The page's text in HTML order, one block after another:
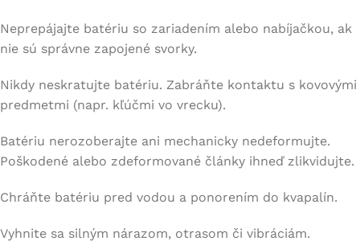
Neprepájajte batériu so zariadením alebo nabíjačkou, ak
nie sú správne zapojené svorky.
Nikdy neskratujte batériu. Zabráňte kontaktu s kovovými
predmetmi (napr. kľúčmi vo vrecku).
Batériu nerozoberajte ani mechanicky nedeformujte.
Poškodené alebo zdeformované články ihneď zlikvidujte.
Chráňte batériu pred vodou a ponorením do kvapalín.
Vyhnite sa silným nárazom, otrasom či vibráciám.